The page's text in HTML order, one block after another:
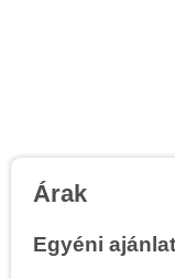
Árak
Egyéni